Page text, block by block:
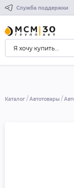
Служба поддержки
Каталог Автотовары